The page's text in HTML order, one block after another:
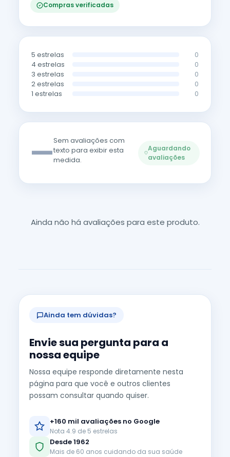
Compras verificadas
5 estrelas 0
4 estrelas 0
3 estrelas 0
2 estrelas 0
1 estrelas 0
—Sem avaliações com
texto para exibir esta
medida.
Aguardando
avaliações
Ainda não há avaliações para este produto.
Ainda tem dúvidas?
Envie sua pergunta para a
nossa equipe
Nossa equipe responde diretamente nesta
página para que você e outros clientes
possam consultar quando quiser.
+160 mil avaliações no Google
Nota 4.9 de 5 estrelas
Desde 1962
Mais de 60 anos cuidando da sua saúde